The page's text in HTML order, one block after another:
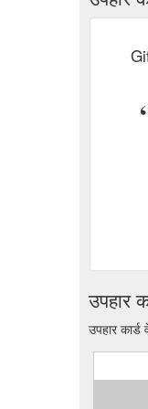
उपहार
उपहार